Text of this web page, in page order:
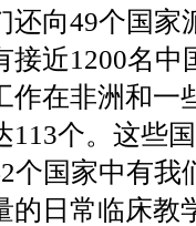
还向49个国家
接近1200名中
作在非洲和一
113个。这些
个国家中有我
的日常临床教